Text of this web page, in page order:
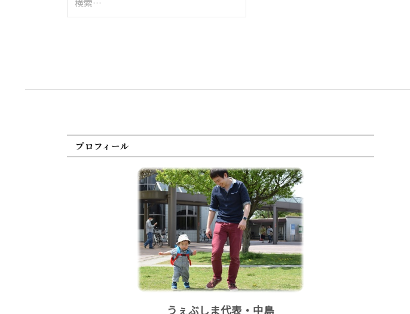
索:
プロフィール
うぇぶしま代表・中島